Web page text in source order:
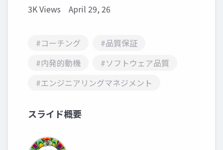
3K Views April 29, 26
#コーチング
#品質保証
#内発的動機
#ソフトウェア品質
#エンジニアリングマネジメント
スライド概要